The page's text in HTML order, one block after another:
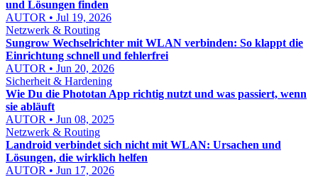
und Lösungen finden
AUTOR • Jul 19, 2026
Netzwerk & Routing
Sungrow Wechselrichter mit WLAN verbinden: So klappt die
Einrichtung schnell und fehlerfrei
AUTOR • Jun 20, 2026
Sicherheit & Hardening
Wie Du die Phototan App richtig nutzt und was passiert, wenn
sie abläuft
AUTOR • Jun 08, 2025
Netzwerk & Routing
Landroid verbindet sich nicht mit WLAN: Ursachen und
Lösungen, die wirklich helfen
AUTOR • Jun 17, 2026